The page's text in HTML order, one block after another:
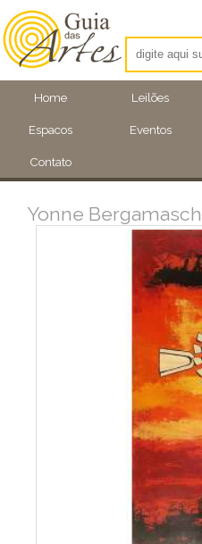
Home Leilões
Espacos Eventos
Contato
Yonne